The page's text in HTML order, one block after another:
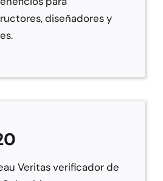
diseñadores y
Veritas verificador de